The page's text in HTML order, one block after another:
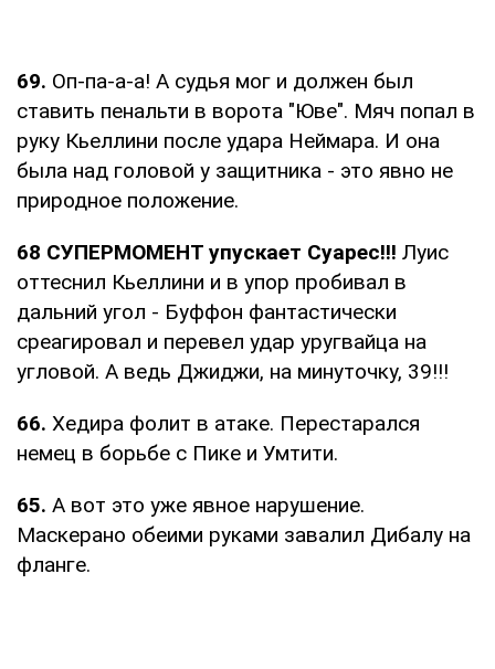
69. Оп-па-а-а! А судья мог и должен был
ставить пенальти в ворота "Юве". Мяч попал в
руку Кьеллини после удара Неймара. И она
была над головой у защитника - это явно не
природное положение.
68 СУПЕРМОМЕНТ упускает Суарес!!! Луис
оттеснил Кьеллини и в упор пробивал в
дальний угол - Буффон фантастически
среагировал и перевел удар уругвайца на
угловой. А ведь Джиджи, на минуточку, 39!!!
66. Хедира фолит в атаке. Перестарался
немец в борьбе с Пике и Умтити.
65. А вот это уже явное нарушение.
Маскерано обеими руками завалил Дибалу на
фланге.